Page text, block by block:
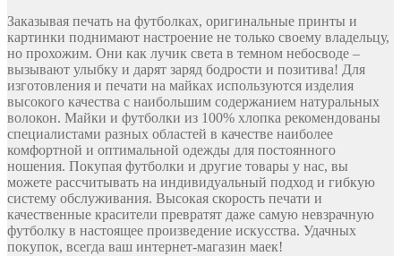
Заказывая печать на футболках, оригинальные принты и
картинки поднимают настроение не только своему владельцу,
но прохожим. Они как лучик света в темном небосводе –
вызывают улыбку и дарят заряд бодрости и позитива! Для
изготовления и печати на майках используются изделия
высокого качества с наибольшим содержанием натуральных
волокон. Майки и футболки из 100% хлопка рекомендованы
специалистами разных областей в качестве наиболее
комфортной и оптимальной одежды для постоянного
ношения. Покупая футболки и другие товары у нас, вы
можете рассчитывать на индивидуальный подход и гибкую
систему обслуживания. Высокая скорость печати и
качественные красители превратят даже самую невзрачную
футболку в настоящее произведение искусства. Удачных
покупок, всегда ваш интернет-магазин маек!